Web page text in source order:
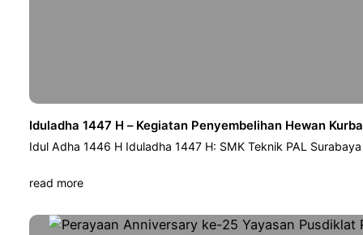
Iduladha 1447 H – Kegiatan Penyembelihan Hewan
Idul Adha 1446 H Iduladha 1447 H: SMK Teknik PAL
read more